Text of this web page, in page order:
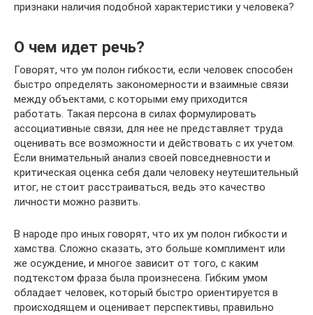
признаки наличия подобной характеристики у человека?
О чем идет речь?
Говорят, что ум полон гибкости, если человек способен
быстро определять закономерности и взаимные связи
между объектами, с которыми ему приходится
работать. Такая персона в силах формулировать
ассоциативные связи, для нее не представляет труда
оценивать все возможности и действовать с их учетом.
Если внимательный анализ своей повседневности и
критическая оценка себя дали человеку неутешительный
итог, не стоит расстраиваться, ведь это качество
личности можно развить.
В народе про иных говорят, что их ум полон гибкости и
хамства. Сложно сказать, это больше комплимент или
же осуждение, и многое зависит от того, с каким
подтекстом фраза была произнесена. Гибким умом
обладает человек, который быстро ориентируется в
происходящем и оценивает перспективы, правильно